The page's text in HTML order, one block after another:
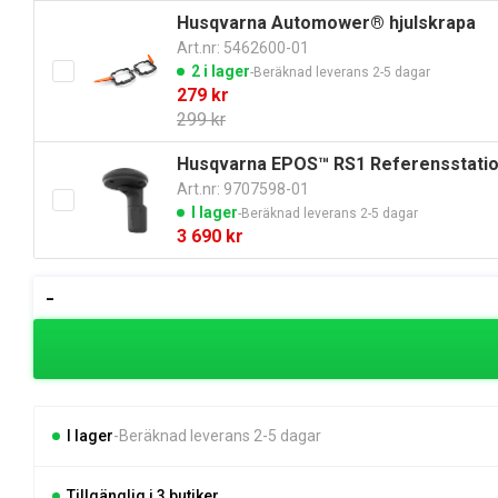
var:
3
088 kr.
är:
2
649 kr.
Husqvarna Automower® hjulskrapa
Art.nr: 5462600-01
2 i lager Beräknad leverans 2-5 dagar
299kr
Det
ursprungliga
priset
var:
299 kr.
279 kr
Det
nuvarande
priset
är:
279 kr.
Husqvarna EPOS™ RS1
Art.nr: 9707598-01
I lager Beräknad leverans 2-5 dagar
3 690 kr
-
Automower®
I lager Beräknad leverans 2-5 dagar